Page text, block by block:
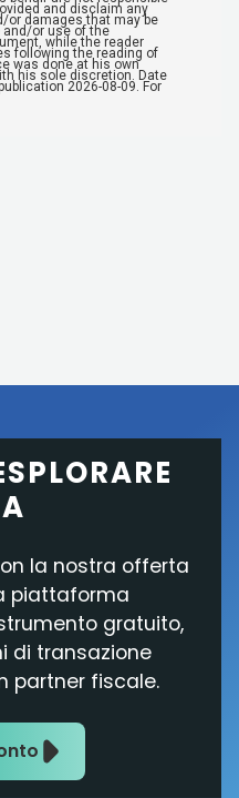
la nostra offerta
piattaforma
gratuito,
di transazione
partner fiscale.